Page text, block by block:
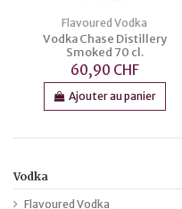
Flavoured Vodka
Vodka Chase Distillery
Smoked 70 cl.
60,90 CHF
Ajouter au panier
Vodka
Flavoured Vodka